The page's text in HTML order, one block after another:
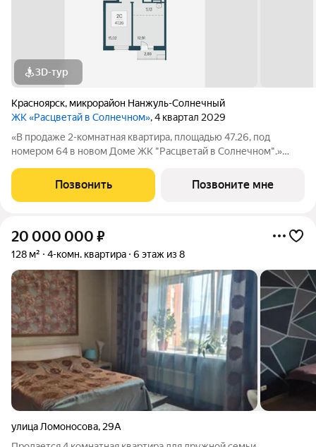
3D-тур
Красноярск, микрорайон Нанжуль-Солнечный
ЖК «Расцветай в Солнечном», 4 квартал 2029
«В продаже 2-комнатная квартира, площадью 47.26, под
номером 64 в новом Доме ЖК "Расцветай в Солнечном".»
Черемуховой улице, задуманный как точка притяжения тепла
в одном из самых перспективных
Позвонить Позвоните мне
20 000 000 ₽
128 м² 4-комн. квартира 6 этаж из 8
улица Ломоносова, 29А